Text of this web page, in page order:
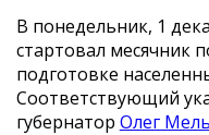
В понедельник, 1
стартовал месячник
подготовке
Соответствующий
губернатор Олег